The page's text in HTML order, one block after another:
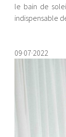
le bain de
indispensable
09·07·2022